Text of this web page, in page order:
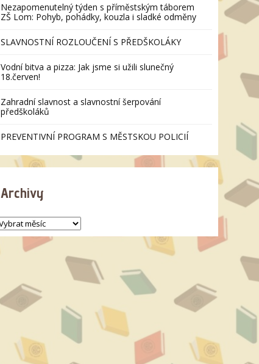
Nezapomenutelný týden s příměstským táborem
ZŠ Lom: Pohyb, pohádky, kouzla i sladké odměny
SLAVNOSTNÍ ROZLOUČENÍ S PŘEDŠKOLÁKY
Vodní bitva a pizza: Jak jsme si užili slunečný
18.červen!
Zahradní slavnost a slavnostní šerpování
předškoláků
PREVENTIVNÍ PROGRAM S MĚSTSKOU POLICIÍ
Archivy